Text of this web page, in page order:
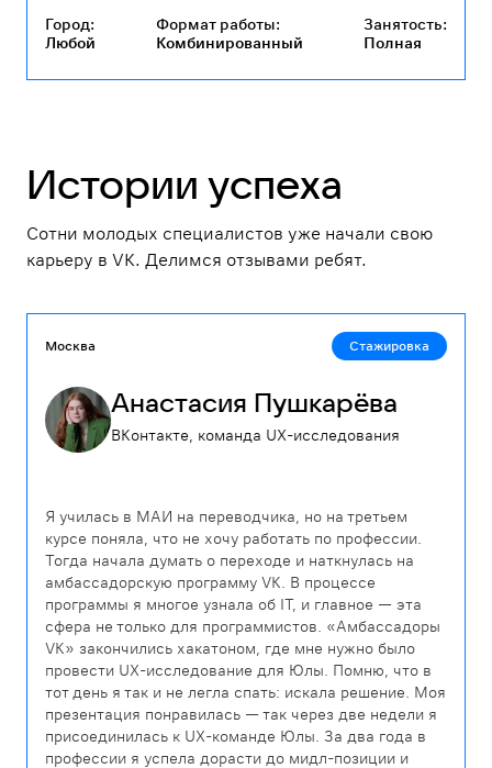
Город:
Любой
Формат работы:
Комбинированный
Занятость:
Полная
Истории успеха
Сотни молодых специалистов уже начали свою
карьеру в VK. Делимся отзывами ребят.
Москва Стажировка
Анастасия Пушкарёва
ВКонтакте, команда UX-исследования
Я училась в МАИ на переводчика, но на третьем
курсе поняла, что не хочу работать по профессии.
Тогда начала думать о переходе и наткнулась на
амбассадорскую программу VK. В процессе
программы я многое узнала об IT, и главное — эта
сфера не только для программистов. «Амбассадоры
VK» закончились хакатоном, где мне нужно было
провести UX-исследование для Юлы. Помню, что в
тот день я так и не легла спать: искала решение. Моя
презентация понравилась — так через две недели я
присоединилась к UX-команде Юлы. За два года в
профессии я успела дорасти до мидл-позиции и